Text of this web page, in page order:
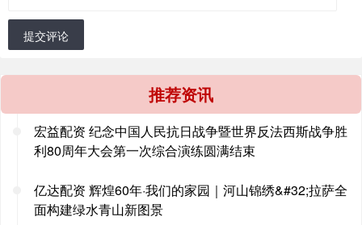
提交评论
推荐资讯
宏益配资 纪念中国人民抗日战争暨世界反法西斯战争胜
利80周年大会第一次综合演练圆满结束
亿达配资 辉煌60年·我们的家园｜河山锦绣&#32;拉萨全
面构建绿水青山新图景